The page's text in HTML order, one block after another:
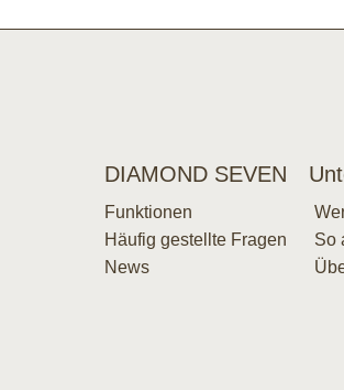
DIAMOND SEVEN
Funktionen
Häufig gestellte Fragen
News
So